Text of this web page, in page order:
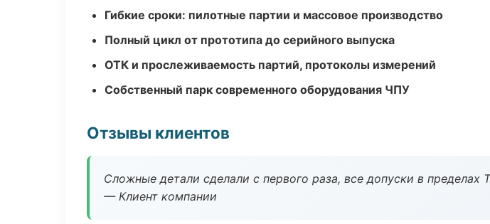
Гибкие сроки: пилотные партии и массовое производство
Полный цикл от прототипа до серийного выпуска
ОТК и прослеживаемость партий, протоколы измерений
Собственный парк современного оборудования ЧПУ
Отзывы клиентов
Сложные детали сделали с первого раза, все допуски в
— Клиент компании